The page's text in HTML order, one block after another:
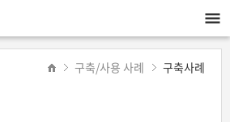
구축/사용 사례 구축사례